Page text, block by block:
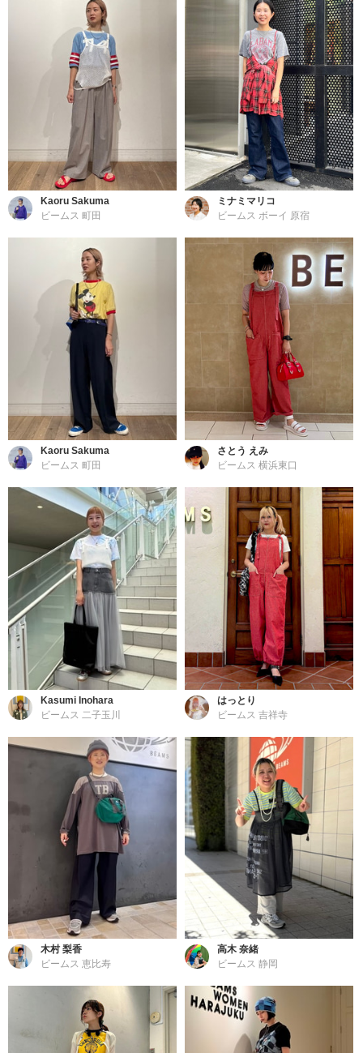
Kaoru Sakuma
ビームス 町田
ミナミマリコ
ビームス ボーイ 原宿
Kaoru Sakuma
ビームス 町田
さとう えみ
ビームス 横浜東口
Kasumi Inohara
ビームス 二子玉川
はっとり
ビームス 吉祥寺
木村 梨香
ビームス 恵比寿
高木 奈緒
ビームス 静岡